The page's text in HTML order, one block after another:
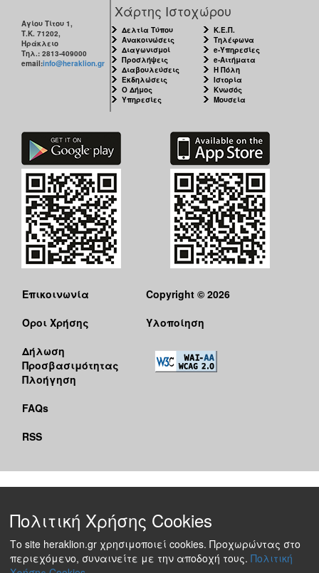
Αγίου Τίτου 1,
Τ.Κ. 71202,
Ηράκλειο
Τηλ.: 2813-409000
email:info@heraklion.gr
Χάρτης Ιστοχώρου
Δελτία Τύπου
Ανακοινώσεις
Διαγωνισμοί
Προσλήψεις
Διαβουλεύσεις
Εκδηλώσεις
Ο Δήμος
Υπηρεσίες
Κ.Ε.Π.
Τηλέφωνα
e-Υπηρεσίες
e-Αιτήματα
Η Πόλη
Ιστορία
Κνωσός
Μουσεία
Επικοινωνία
Όροι Χρήσης
Δήλωση
Προσβασιμότητας
Πλοήγηση
FAQs
RSS
Copyright © 2026
Υλοποίηση
Πολιτική Χρήσης Cookies
Το site heraklion.gr χρησιμοποιεί cookies. Προχωρώντας στο
περιεχόμενο, συναινείτε με την αποδοχή τους. Πολιτική